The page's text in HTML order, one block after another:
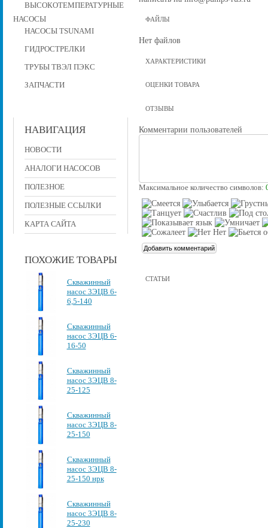
ВЫСОКОТЕМПЕРАТУРНЫЕ
НАСОСЫ
НАСОСЫ TSUNAMI
ГИДРОСТРЕЛКИ
ТРУБЫ ТВЭЛ ПЭКС
ЗАПЧАСТИ
НАВИГАЦИЯ
НОВОСТИ
АНАЛОГИ НАСОСОВ
ПОЛЕЗНОЕ
ПОЛЕЗНЫЕ ССЫЛКИ
КАРТА САЙТА
ПОХОЖИЕ ТОВАРЫ
Скважинный
насос 3ЭЦВ 6-
6,5-140
Скважинный
насос 3ЭЦВ 6-
16-50
Скважинный
насос 3ЭЦВ 8-
25-125
Скважинный
насос 3ЭЦВ 8-
25-150
Скважинный
насос 3ЭЦВ 8-
25-150 нрк
Скважинный
насос 3ЭЦВ 8-
25-230
ФАЙЛЫ
Нет файлов
ХАРАКТЕРИСТИКИ
ОЦЕНКИ ТОВАРА
ОТЗЫВЫ
Комментарии пользователей
Максимальное количество символов:
СТАТЬИ